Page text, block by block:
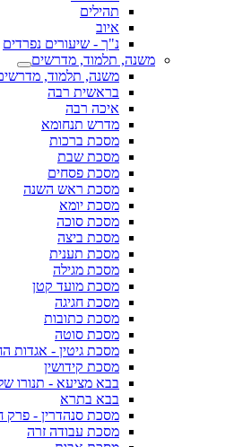
תהילים
איוב
נ"ך - שיעורים נפרדים
משנה, תלמוד, מדרשים
משנה, תלמוד,
בראשית רבה
איכה רבה
מדרש תנחומא
מסכת ברכות
מסכת שבת
מסכת פסחים
מסכת ראש השנה
מסכת יומא
מסכת סוכה
מסכת ביצה
מסכת תענית
מסכת מגילה
מסכת מועד קטן
מסכת חגיגה
מסכת כתובות
מסכת סוטה
מסכת גיטין - אגדות
מסכת קידושין
בבא מציעא - תנורו
בבא בתרא
מסכת סנהדרין - פרק
מסכת עבודה זרה